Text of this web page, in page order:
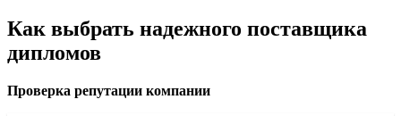
Как выбрать надежного поставщика
дипломов
Проверка репутации компании